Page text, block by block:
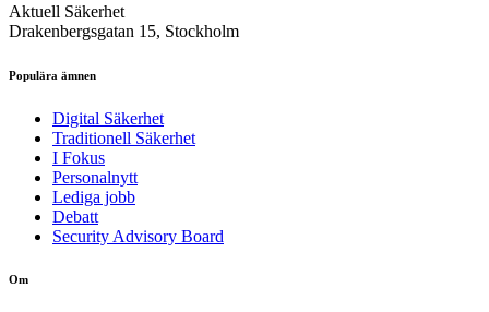
Aktuell Säkerhet
Drakenbergsgatan 15, Stockholm
Populära ämnen
Digital Säkerhet
Traditionell Säkerhet
I Fokus
Personalnytt
Lediga jobb
Debatt
Security Advisory Board
Om